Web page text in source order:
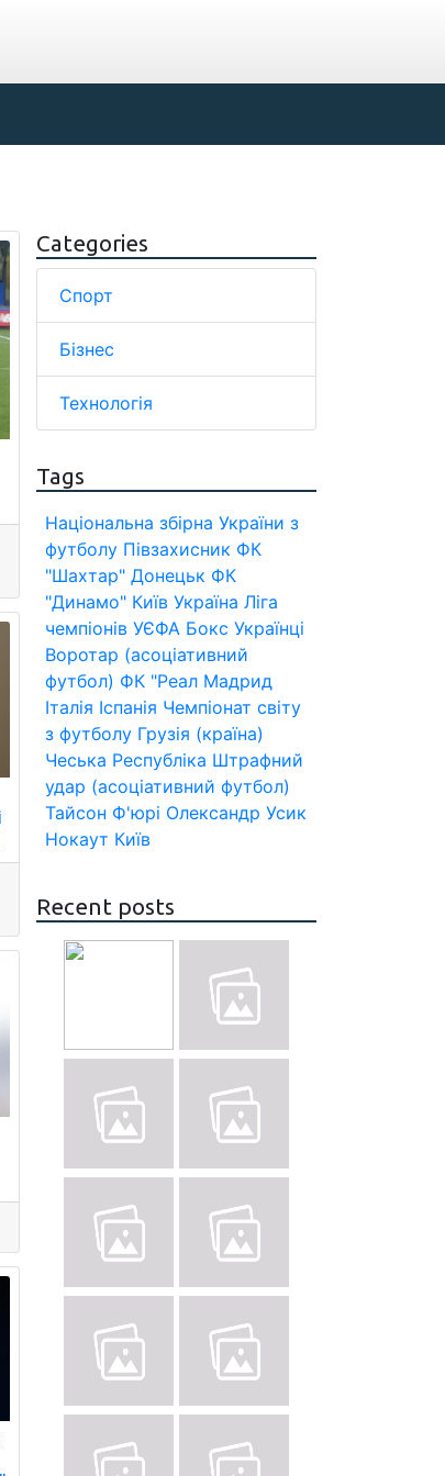
Categories
Спорт
Бізнес
Технологія
Tags
Національна збірна України з
футболу Півзахисник ФК
"Шахтар" Донецьк ФК
"Динамо" Київ Україна Ліга
чемпіонів УЄФА Бокс Українці
Воротар (асоціативний
футбол) ФК "Реал Мадрид
Італія Іспанія Чемпіонат світу
з футболу Грузія (країна)
Чеська Республіка Штрафний
удар (асоціативний футбол)
Тайсон Ф'юрі Олександр Усик
Нокаут Київ
Recent posts